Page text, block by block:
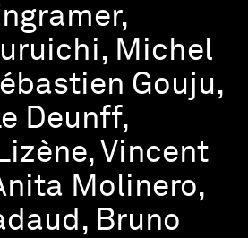
Michel
Gouju,
Deunff,
Vincent
Molinero,
Bruno